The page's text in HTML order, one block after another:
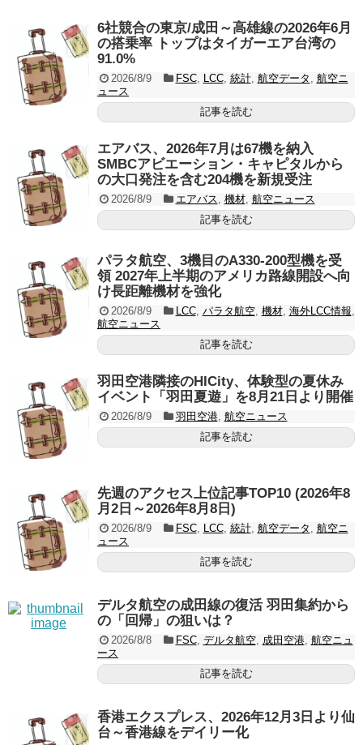
6社競合の東京/成田～高雄線の2026年6月
の搭乗率 トップはタイガーエア台湾の
91.0%
2026/8/9 FSC, LCC, 統計, 航空データ , 航空ニ
ュース
記事を読む
エアバス、2026年7月は67機を納入
SMBCアビエーション・キャピタルから
の大口発注を含む204機を新規受注
2026/8/9 エアバス, 機材, 航空ニュース
記事を読む
パラタ航空、3機目のA330-200型機を受
領 2027年上半期のアメリカ路線開設へ向
け長距離機材を強化
2026/8/9 LCC, パラタ航空, 機材, 海外LCC情報,
航空ニュース
記事を読む
羽田空港隣接のHICity、体験型の夏休み
イベント「羽田夏遊」を8月21日より開催
2026/8/9 羽田空港, 航空ニュース
記事を読む
先週のアクセス上位記事TOP10 (2026年8
月2日～2026年8月8日)
2026/8/9 FSC, LCC, 統計, 航空データ , 航空ニ
ュース
記事を読む
デルタ航空の成田線の復活 羽田集約から
の「回帰」の狙いは？
2026/8/8 FSC, デルタ航空, 成田空港, 航空ニュ
ース
記事を読む
香港エクスプレス、2026年12月3日より仙
台～香港線をデイリー化